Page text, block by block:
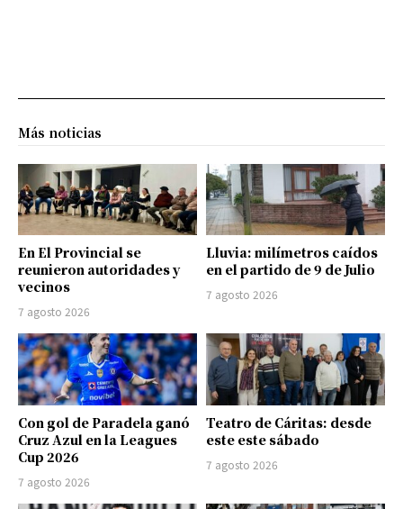
Más noticias
En El Provincial se
reunieron autoridades y
vecinos
7 agosto 2026
Lluvia: milímetros caídos
en el partido de 9 de Julio
7 agosto 2026
Con gol de Paradela ganó
Cruz Azul en la Leagues
Cup 2026
7 agosto 2026
Teatro de Cáritas: desde
este este sábado
7 agosto 2026